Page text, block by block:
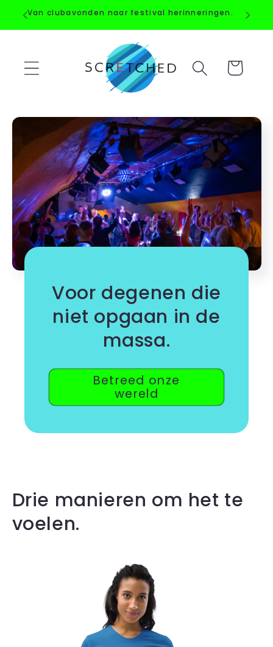
naar de
content
Van clubavonden naar festival herinneringen.
Winkelwagen
Voor degenen die
niet opgaan in de
massa.
Betreed onze
wereld
Drie manieren om het te
voelen.